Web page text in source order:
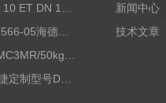
1169566-05海德汉西门子编码器现货
伟迪捷定制型号DHM506-5000-002
新闻中心
技术文章